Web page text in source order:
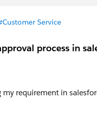
Service
process in
requirement in